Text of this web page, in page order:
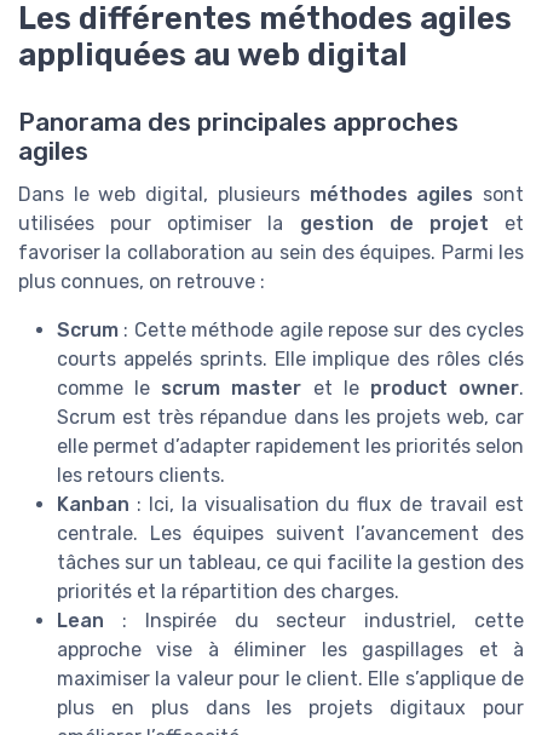
Les différentes méthodes agiles
appliquées au web digital
Panorama des principales approches
agiles
Dans le web digital, plusieurs méthodes agiles sont
utilisées pour optimiser la gestion de projet et
favoriser la collaboration au sein des équipes. Parmi les
plus connues, on retrouve :
Scrum : Cette méthode agile repose sur des cycles
courts appelés sprints. Elle implique des rôles clés
comme le scrum master et le product owner.
Scrum est très répandue dans les projets web, car
elle permet d’adapter rapidement les priorités selon
les retours clients.
Kanban : Ici, la visualisation du flux de travail est
centrale. Les équipes suivent l’avancement des
tâches sur un tableau, ce qui facilite la gestion des
priorités et la répartition des charges.
Lean : Inspirée du secteur industriel, cette
approche vise à éliminer les gaspillages et à
maximiser la valeur pour le client. Elle s’applique de
plus en plus dans les projets digitaux pour